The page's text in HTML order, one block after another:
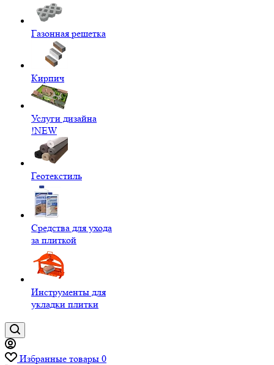
Газонная решетка
Кирпич
Услуги дизайна
!NEW
Геотекстиль
Средства для ухода
за плиткой
Инструменты для
укладки плитки
Избранные товары 0